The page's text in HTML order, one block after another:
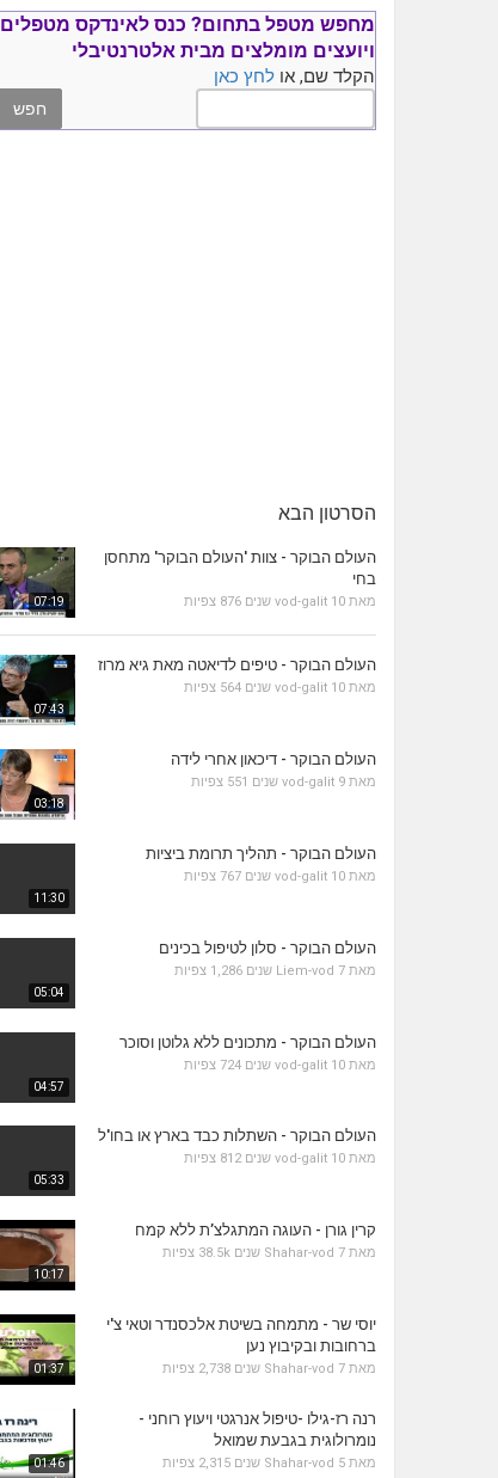
מחפש מטפל בתחום? כנס לאינדקס מטפלים
ויועצים מומלצים מבית אלטרנטיבלי
הקלד שם, או לחץ כאן
הסרטון הבא
07:19
העולם הבוקר - צוות 'העולם הבוקר' מתחסן
בחי
מאת vod-galit 10 שנים 876 צפיות
07:43
העולם הבוקר - טיפים לדיאטה מאת גיא מרוז
מאת vod-galit 10 שנים 564 צפיות
03:18
העולם הבוקר - דיכאון אחרי לידה
מאת vod-galit 9 שנים 551 צפיות
11:30
העולם הבוקר - תהליך תרומת ביציות
מאת vod-galit 10 שנים 767 צפיות
05:04
העולם הבוקר - סלון לטיפול בכינים
מאת Liem-vod 7 שנים 1,286 צפיות
04:57
העולם הבוקר - מתכונים ללא גלוטן וסוכר
מאת vod-galit 10 שנים 724 צפיות
05:33
העולם הבוקר - השתלות כבד בארץ או בחו'ל
מאת vod-galit 10 שנים 812 צפיות
10:17
קרין גורן - העוגה המתגלצ’ת ללא קמח
מאת Shahar-vod 7 שנים 38.5k צפיות
01:37
יוסי שר - מתמחה בשיטת אלכסנדר וטאי צ'י
ברחובות ובקיבוץ נען
מאת Shahar-vod 7 שנים 2,738 צפיות
01:46
רנה רז-גילו -טיפול אנרגטי ויעוץ רוחני -
נומרולוגית בגבעת שמואל
מאת Shahar-vod 5 שנים 2,315 צפיות